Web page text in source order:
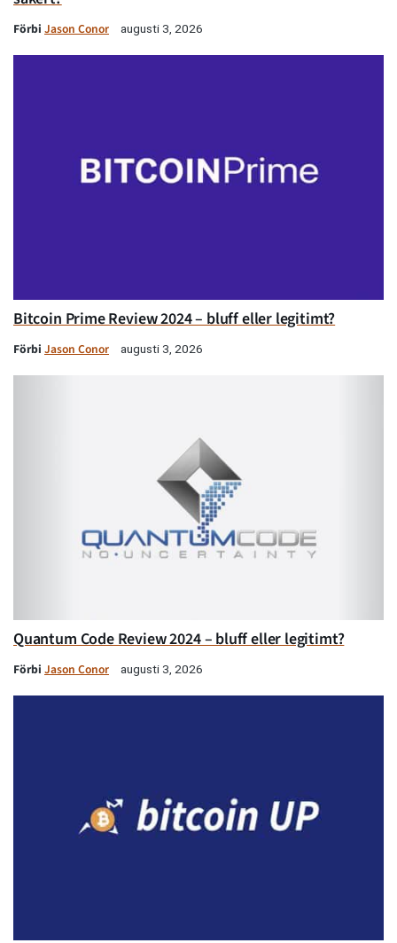
Förbi Jason Conor augusti 3, 2026
Bitcoin Prime Review 2024 – bluff eller legitimt?
Förbi Jason Conor augusti 3, 2026
Quantum Code Review 2024 – bluff eller legitimt?
Förbi Jason Conor augusti 3, 2026